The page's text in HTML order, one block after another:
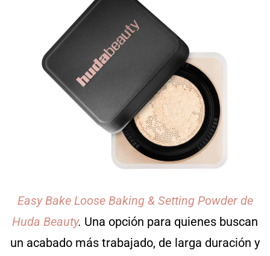
Easy Bake Loose Baking & Setting Powder de
Huda Beauty. Una opción para quienes buscan
un acabado más trabajado, de larga duración y